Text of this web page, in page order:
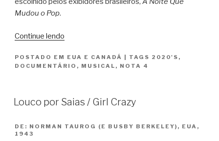
Mudou o Pop.
Continue lendo
Que
Mudou
/
Greatest
POSTADO EM EUA E CANADÁ TAGS 2020'S ,
DOCUMENTÁRIO , MUSICAL , NOTA 4
Louco por Saias / Girl Crazy
DE: NORMAN TAUROG (E BUSBY BERKELEY), EUA,
1943